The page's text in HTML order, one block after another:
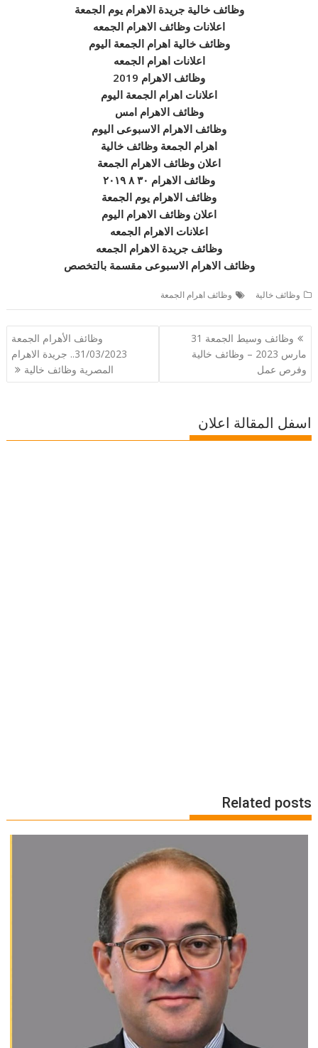
وظائف خالية جريدة الاهرام يوم الجمعة
اعلانات وظائف الاهرام الجمعه
وظائف خالية اهرام الجمعة اليوم
اعلانات اهرام الجمعه
وظائف الاهرام 2019
اعلانات اهرام الجمعة اليوم
وظائف الاهرام امس
وظائف الاهرام الاسبوعى اليوم
اهرام الجمعة وظائف خالية
اعلان وظائف الاهرام الجمعة
وظائف الاهرام ٣٠ ٨ ٢٠١٩
وظائف الاهرام يوم الجمعة
اعلان وظائف الاهرام اليوم
اعلانات الاهرام الجمعه
وظائف جريدة الاهرام الجمعه
وظائف الاهرام الاسبوعى مقسمة بالتخصص
وظائف خالية وظائف اهرام الجمعة
تصفّح
المقالات
وظائف وسيط الجمعة 31
مارس 2023 – وظائف خالية
وفرص عمل
وظائف الأهرام الجمعة
31/03/2023.. جريدة الاهرام
المصرية وظائف خالية
اسفل المقالة اعلان
Related posts